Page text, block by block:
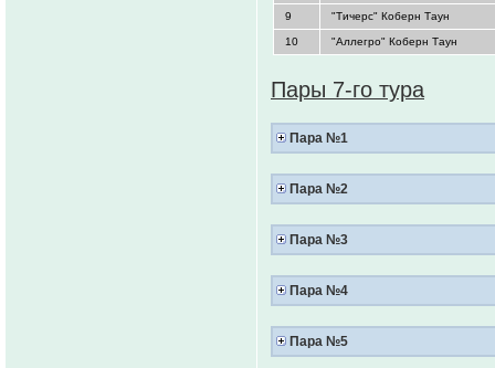
9 "Тичерс" Коберн Таун
10 "Аллегро" Коберн Таун
Пары 7-го тура
Пара №1
Пара №2
Пара №3
Пара №4
Пара №5